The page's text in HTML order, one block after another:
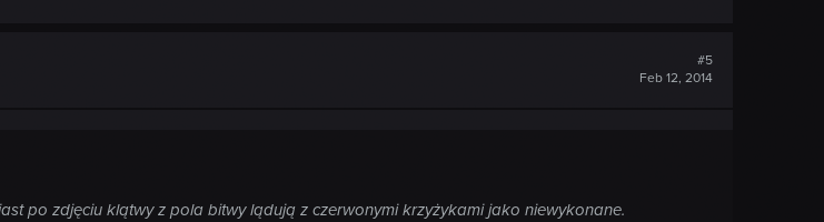
#5
Feb 12, 2014
po zdjęciu klątwy z pola bitwy lądują z czerwonymi krzyżykami jako niewykonane.